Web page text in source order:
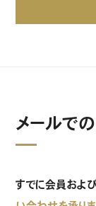
メールで
すでに会員およ